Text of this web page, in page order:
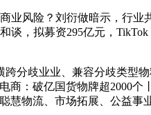
风险？刘衍做暗示，行业
，拟募资295亿元，
分歧业业、兼容分歧类型
：破亿国货物牌超2000个
慧物流、市场拓展、公益